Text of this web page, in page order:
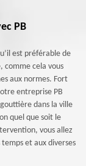
PB
est préférable de
comme cela vous
aux normes. Fort
entreprise PB
dans la ville
quel que soit le
vous allez
et aux diverses